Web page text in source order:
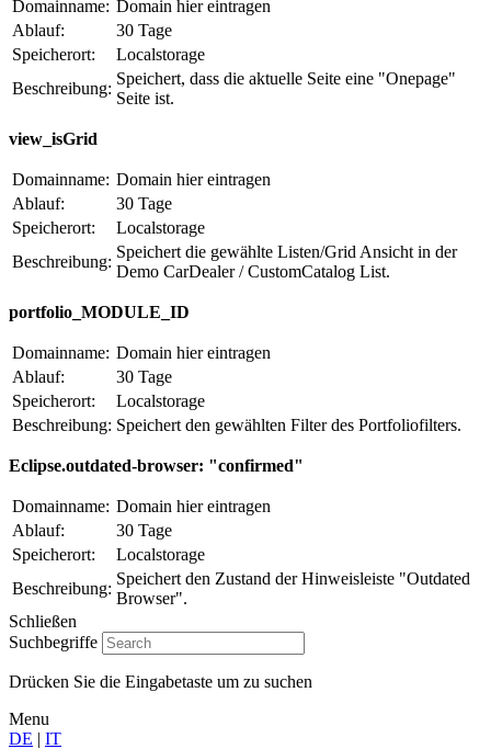
Domainname: Domain hier eintragen
Ablauf:
30 Tage
Speicherort:
Localstorage
Beschreibung:
Speichert, dass die aktuelle Seite eine "Onepage"
Seite ist.
view_isGrid
Domainname: Domain hier eintragen
Ablauf:
30 Tage
Speicherort:
Localstorage
Beschreibung:
Speichert die gewählte Listen/Grid Ansicht in der
Demo CarDealer / CustomCatalog List.
portfolio_MODULE_ID
Domainname: Domain hier eintragen
Ablauf:
30 Tage
Speicherort:
Localstorage
Beschreibung: Speichert den gewählten Filter des Portfoliofilters.
Eclipse.outdated-browser: "confirmed"
Domainname: Domain hier eintragen
Ablauf:
30 Tage
Speicherort:
Localstorage
Beschreibung:
Speichert den Zustand der Hinweisleiste "Outdated
Browser".
Schließen
Suchbegriffe
Drücken Sie die Eingabetaste um zu suchen
Menu
DE | IT